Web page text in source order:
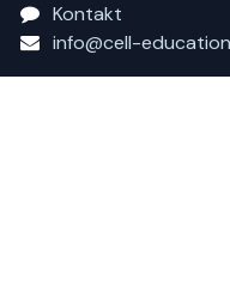
Kontakt
info@cell-